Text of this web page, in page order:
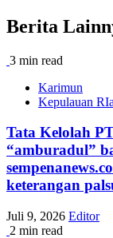
Berita
3 min read
Karimun
Kepulauan
Tata Kelolah
“amburadul”
keterangan
Juli 9, 2026 Editor
2 min read